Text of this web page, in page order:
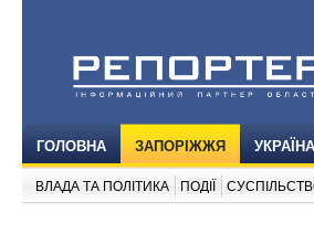
ГОЛОВНА ЗАПОРІЖЖЯ УКРАЇНА
ВЛАДА ТА ПОЛІТИКА ПОДІЇ